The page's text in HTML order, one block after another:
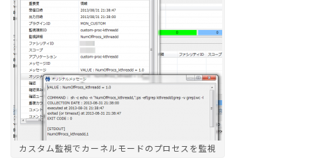
カスタム監視でカーネルモードのプロセスを監視